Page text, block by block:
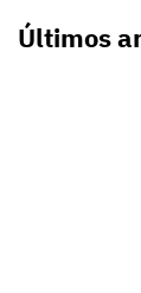
Últimos